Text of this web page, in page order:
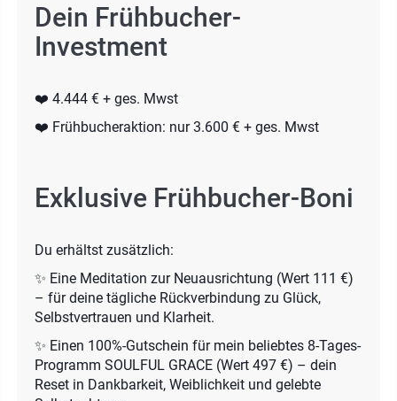
Dein Frühbucher-
Investment
❤️ 4.444 € + ges. Mwst
❤️ Frühbucheraktion: nur 3.600 € + ges. Mwst
Exklusive Frühbucher-Boni
Du erhältst zusätzlich:
✨ Eine Meditation zur Neuausrichtung (Wert 111 €)
– für deine tägliche Rückverbindung zu Glück,
Selbstvertrauen und Klarheit.
✨ Einen 100%-Gutschein für mein beliebtes 8-Tages-
Programm SOULFUL GRACE (Wert 497 €) – dein
Reset in Dankbarkeit, Weiblichkeit und gelebte